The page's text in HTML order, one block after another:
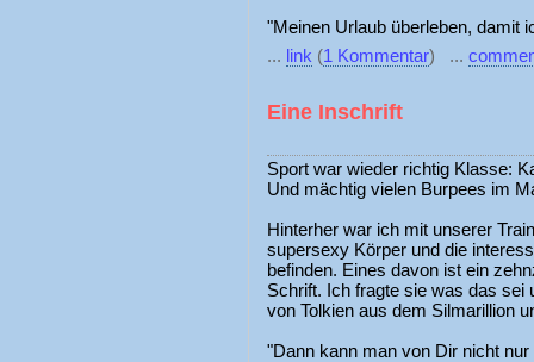
"Meinen Urlaub überleben, damit
... link (1 Kommentar) ...
Eine Inschrift
Sport war wieder richtig Klasse:
Und mächtig vielen Burpees im
Hinterher war ich mit unserer
supersexy Körper und die
befinden. Eines davon ist ein
Schrift. Ich fragte sie was das sei
von Tolkien aus dem Silmarillion
"Dann kann man von Dir nicht